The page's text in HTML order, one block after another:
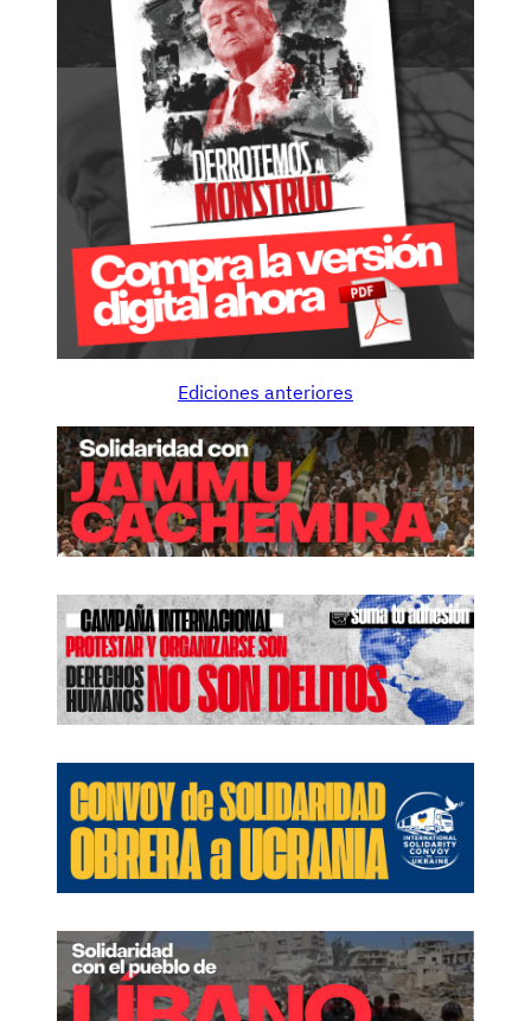
Ediciones anteriores